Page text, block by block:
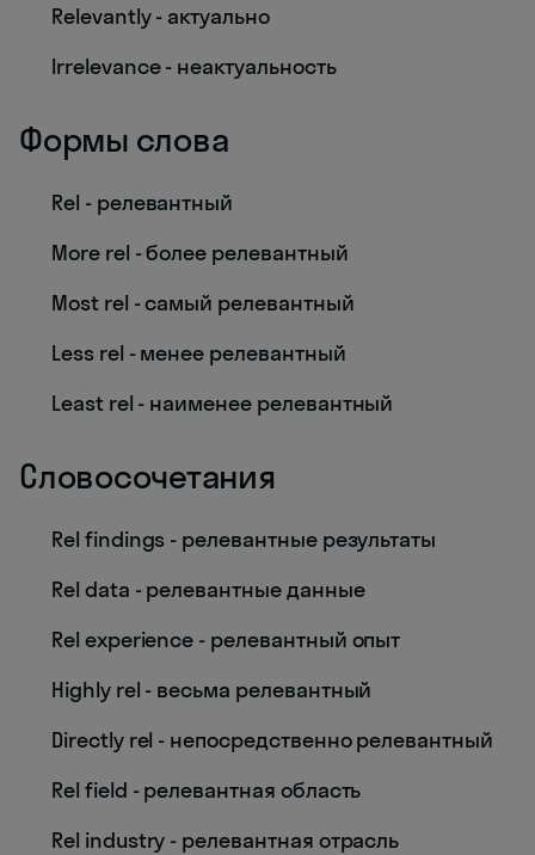
Relevantly - актуально
Irrelevance - неактуальность
Формы слова
Rel - релевантный
More rel - более релевантный
Most rel - самый релевантный
Less rel - менее релевантный
Least rel - наименее релевантный
Словосочетания
Rel findings - релевантные результаты
Rel data - релевантные данные
Rel experience - релевантный опыт
Highly rel - весьма релевантный
Directly rel - непосредственно релевантный
Rel field - релевантная область
Rel industry - релевантная отрасль